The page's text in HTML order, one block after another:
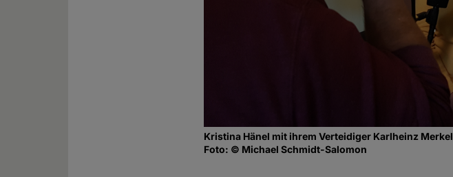
Kristina Hänel mit ihrem Verteidiger Karlheinz Merkel
Foto: © Michael Schmidt-Salomon